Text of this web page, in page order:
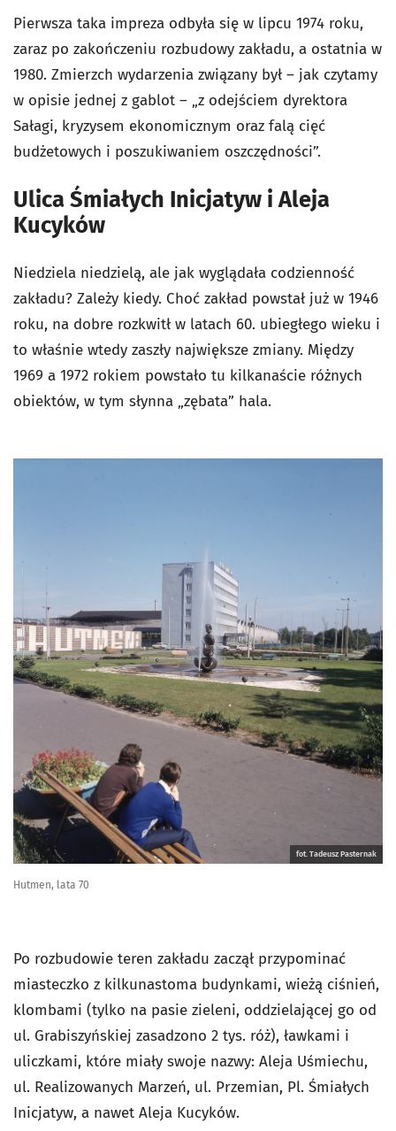
Pierwsza taka impreza odbyła się w lipcu 1974 roku,
zaraz po zakończeniu rozbudowy zakładu, a ostatnia w
1980. Zmierzch wydarzenia związany był – jak czytamy
w opisie jednej z gablot – „z odejściem dyrektora
Sałagi, kryzysem ekonomicznym oraz falą cięć
budżetowych i poszukiwaniem oszczędności”.
Ulica Śmiałych Inicjatyw i Aleja
Kucyków
Niedziela niedzielą, ale jak wyglądała codzienność
zakładu? Zależy kiedy. Choć zakład powstał już w 1946
roku, na dobre rozkwitł w latach 60. ubiegłego wieku i
to właśnie wtedy zaszły największe zmiany. Między
1969 a 1972 rokiem powstało tu kilkanaście różnych
obiektów, w tym słynna „zębata” hala.
fot. Tadeusz Pasternak
Hutmen, lata 70
Po rozbudowie teren zakładu zaczął przypominać
miasteczko z kilkunastoma budynkami, wieżą ciśnień,
klombami (tylko na pasie zieleni, oddzielającej go od
ul. Grabiszyńskiej zasadzono 2 tys. róż), ławkami i
uliczkami, które miały swoje nazwy: Aleja Uśmiechu,
ul. Realizowanych Marzeń, ul. Przemian, Pl. Śmiałych
Inicjatyw, a nawet Aleja Kucyków.